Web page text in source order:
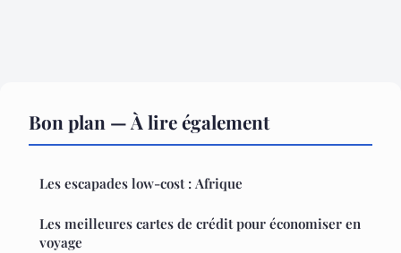
Bon plan — À lire également
Les escapades low-cost : Afrique
Les meilleures cartes de crédit pour économiser en
voyage